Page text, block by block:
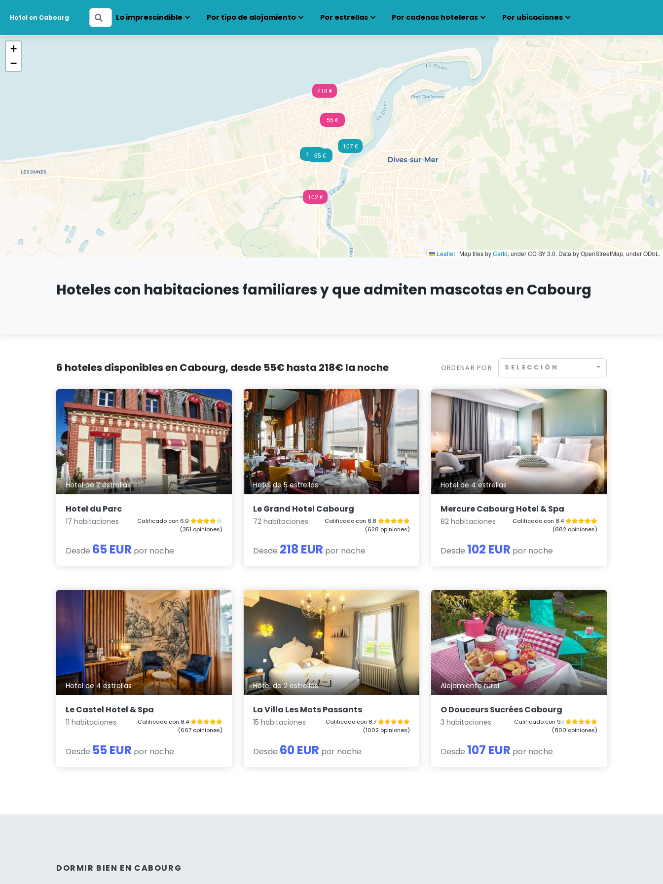
Hotel en Cabourg
Ingresa
tus
Lo imprescindible Por tipo de alojamiento Por estrellas Por cadenas hoteleras Por ubicaciones
218 €
102 €
55 €
65 €
60 €
107 €
+
−
Leaflet | Map tiles byCarto, under CC BY 3.0. Data by OpenStreetMap, under ODbL.
Hoteles con habitaciones familiares y que admiten mascotas en Cabourg
6 hoteles disponibles en Cabourg, desde 55€ hasta 218€ la noche ORDENAR POR SELECCIÓN
Hotel de 2 estrellas
Hotel du Parc
17 habitaciones
Calificado con 6.9
(351 opiniones)
Desde 65 EUR por noche
Hotel de 5 estrellas
Le Grand Hotel Cabourg
72 habitaciones
Calificado con 8.8
(628 opiniones)
Desde 218 EUR por noche
Hotel de 4 estrellas
Mercure Cabourg Hotel & Spa
82 habitaciones
Calificado con 8.4
(882 opiniones)
Desde 102 EUR por noche
Hotel de 4 estrellas
Le Castel Hotel & Spa
11 habitaciones
Calificado con 8.4
(667 opiniones)
Desde 55 EUR por noche
Hotel de 2 estrellas
La Villa Les Mots Passants
15 habitaciones
Calificado con 8.7
(1002 opiniones)
Desde 60 EUR por noche
Alojamiento rural
O Douceurs Sucrées Cabourg
3 habitaciones
Calificado con 9.1
(800 opiniones)
Desde107 EUR por noche
DORMIR BIEN EN CABOURG